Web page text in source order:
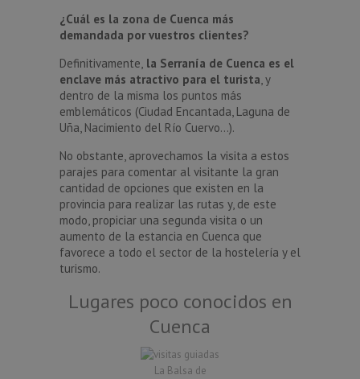
¿Cuál es la zona de Cuenca más
demandada por vuestros clientes?
Definitivamente, la Serranía de Cuenca es el
enclave más atractivo para el turista, y
dentro de la misma los puntos más
emblemáticos (Ciudad Encantada, Laguna de
Uña, Nacimiento del Río Cuervo…).
No obstante, aprovechamos la visita a estos
parajes para comentar al visitante la gran
cantidad de opciones que existen en la
provincia para realizar las rutas y, de este
modo, propiciar una segunda visita o un
aumento de la estancia en Cuenca que
favorece a todo el sector de la hostelería y el
turismo.
Lugares poco conocidos en
Cuenca
La Balsa de